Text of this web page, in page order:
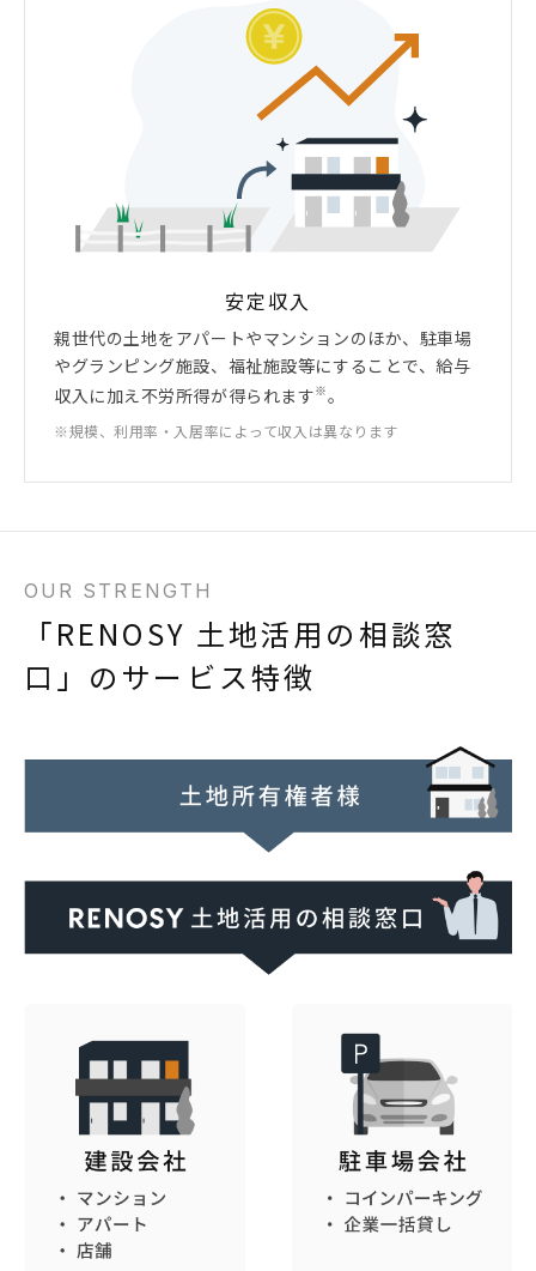
安定収入
親世代の土地をアパートやマンションのほか、駐車場
やグランピング施設、福祉施設等にすることで、給与
収入に加え不労所得が得られます※。
※規模、利用率・入居率によって収入は異なります
OUR STRENGTH
「RENOSY 土地活用の相談窓
口」のサービス特徴